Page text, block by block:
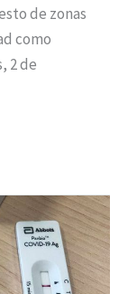
de zonas
como
2 de